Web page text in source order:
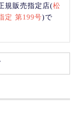
規販売指定店(松
定 第199号)で